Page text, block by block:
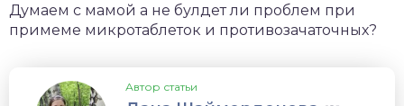
Думаем с мамой а не булдет ли проблем при
примеме микротаблеток и противозачаточных?
Автор статьи